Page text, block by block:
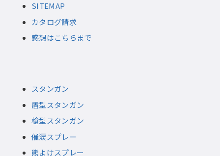
SITEMAP
カタログ請求
感想はこちらまで
スタンガン
盾型スタンガン
槍型スタンガン
催涙スプレー
熊よけスプレー